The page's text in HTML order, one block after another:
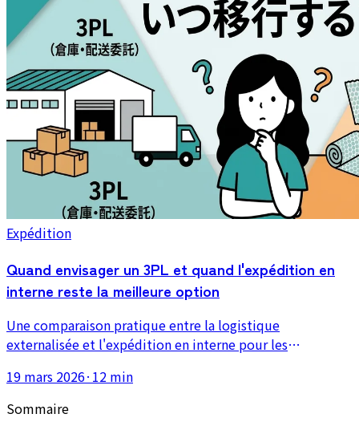
Expédition
Quand envisager un 3PL et quand l'expédition en
interne reste la meilleure option
Une comparaison pratique entre la logistique
externalisée et l'expédition en interne pour les
flexibilité et les cas où le volume de commandes justifie
vraiment l'externalisation.
19 mars 2026· 12 min
Sommaire